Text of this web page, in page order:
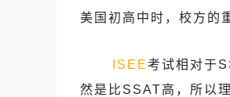
美国初高中时，校方的
ISEE考试相对于
然是比SSAT高，所以